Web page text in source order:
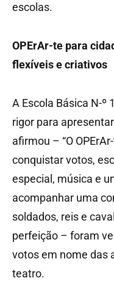
escolas.
OPErAr-te para
flexíveis e criativos
A Escola Básica N-º
rigor para
afirmou – “O
conquistar votos,
especial, música e
acompanhar uma
soldados, reis e
perfeição – foram
votos em nome das
teatro.